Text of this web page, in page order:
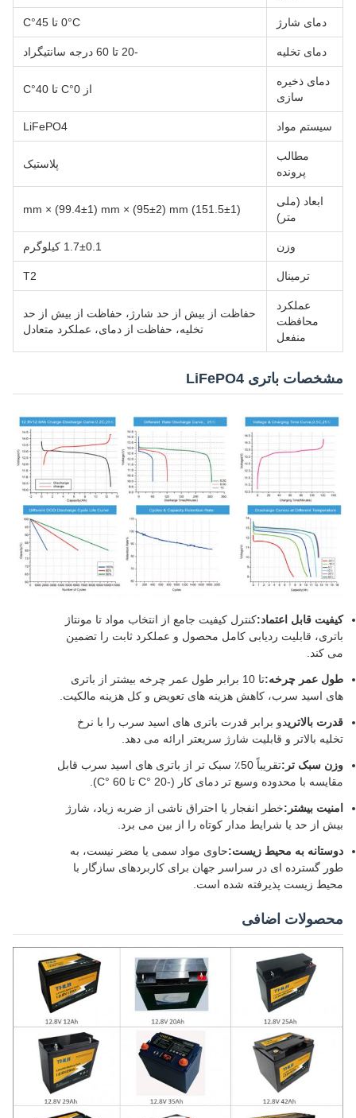
دمای شارژ 0°C تا 45°C
دمای تخلیه -20 تا 60 درجه سانتیگراد
دمای ذخیره
سازی
از 0°C تا 40°C
سیستم مواد LiFePO4
مطالب
پرونده
پلاستیک
ابعاد (ملی
متر)
(151.5±1) mm × (99.4±1) mm × (95±2) mm
وزن 1.7±0.1 کیلوگرم
ترمینال T2
عملکرد
محافظت
منفعل
حفاظت از بیش از حد شارژ، حفاظت از بیش از حد
تخلیه، حفاظت از دمای، عملکرد متعادل
مشخصات باتری LiFePO4
کیفیت قابل اعتماد:کنترل کیفیت جامع از انتخاب مواد تا مونتاژ
باتری، قابلیت ردیابی کامل محصول و عملکرد ثابت را تضمین
می کند.
طول عمر چرخه:
تا 10 برابر طول عمر چرخه بیشتر از باتری
های اسید سرب، کاهش هزینه های تعویض و کل هزینه مالکیت.
قدرت بالاتريدو برابر قدرت باتری های اسید سرب را با نرخ
تخلیه بالاتر و قابلیت شارژ سریعتر ارائه می دهد.
وزن سبک تر:
تقریباً 50٪ سبک تر از باتری های اسید سرب قابل
مقایسه با محدوده وسیع تر دمای کار (-20 °C تا 60 °C).
امنیت بیشتر:خطر انفجار یا احتراق ناشی از ضربه زیاد، شارژ
بیش از حد یا شرایط مدار کوتاه را از بین می برد.
دوستانه به محیط زیست:حاوی مواد سمی یا مضر نیست، به
طور گسترده ای در سراسر جهان برای کاربردهای سازگار با
محیط زیست پذیرفته شده است.
محصولات اضافی